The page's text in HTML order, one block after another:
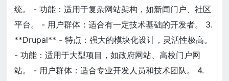
统。 - 功能：适用于复杂网站架构，如新闻门户、社区
平台。 - 用户群体：适合有一定技术基础的开发者。 3.
**Drupal** - 特点：强大的模块化设计，灵活性极高。
- 功能：适用于大型项目，如政府网站、高校门户网
站。 - 用户群体：适合专业开发人员和技术团队。 4.